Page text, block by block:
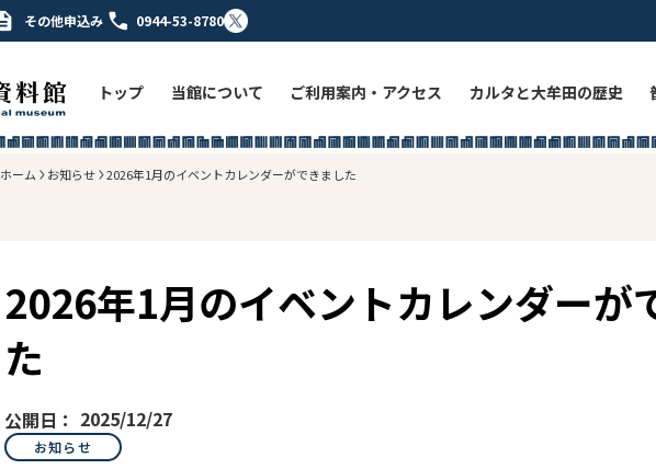
その他申込み 0944-53-8780
トップ 当館について ご利用案内・アクセス カルタと大牟田の歴史
ホーム お知らせ 2026年1月のイベントカレンダーができました
2026年1月のイベントカレンダーが
た
お知らせ
2025/12/27